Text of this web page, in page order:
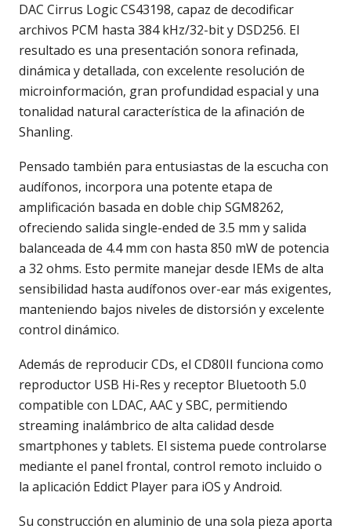
DAC Cirrus Logic CS43198, capaz de decodificar
archivos PCM hasta 384 kHz/32-bit y DSD256. El
resultado es una presentación sonora refinada,
dinámica y detallada, con excelente resolución de
microinformación, gran profundidad espacial y una
tonalidad natural característica de la afinación de
Shanling.
Pensado también para entusiastas de la escucha con
audífonos, incorpora una potente etapa de
amplificación basada en doble chip SGM8262,
ofreciendo salida single-ended de 3.5 mm y salida
balanceada de 4.4 mm con hasta 850 mW de potencia
a 32 ohms. Esto permite manejar desde IEMs de alta
sensibilidad hasta audífonos over-ear más exigentes,
manteniendo bajos niveles de distorsión y excelente
control dinámico.
Además de reproducir CDs, el CD80II funciona como
reproductor USB Hi-Res y receptor Bluetooth 5.0
compatible con LDAC, AAC y SBC, permitiendo
streaming inalámbrico de alta calidad desde
smartphones y tablets. El sistema puede controlarse
mediante el panel frontal, control remoto incluido o
la aplicación Eddict Player para iOS y Android.
Su construcción en aluminio de una sola pieza aporta